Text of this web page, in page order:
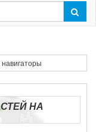
навигаторы
НА